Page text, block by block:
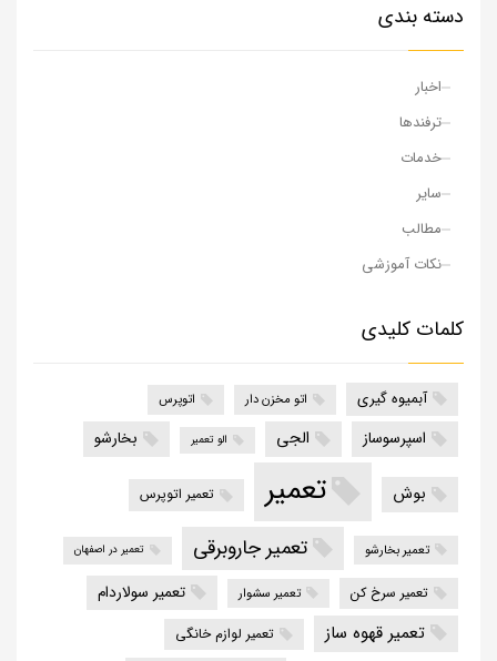
دسته بندی
اخبار
ترفندها
خدمات
سایر
مطالب
نکات آموزشی
کلمات کلیدی
آبمیوه گیری اتو مخزن دار اتوپرس
اسپرسوساز الجی الو تعمیر بخارشو
بوش تعمیر تعمیر اتوپرس
تعمیر بخارشو تعمیر جاروبرقی تعمیر در اصفهان
تعمیر سرخ کن تعمیر سشوار تعمیر سولاردام
تعمیر قهوه ساز تعمیر لوازم خانگی